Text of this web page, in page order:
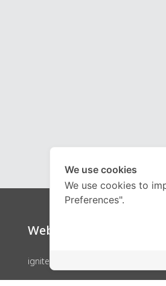
Website
ignite by OnDemand
We use cookies
We use cookies to
Preferences".